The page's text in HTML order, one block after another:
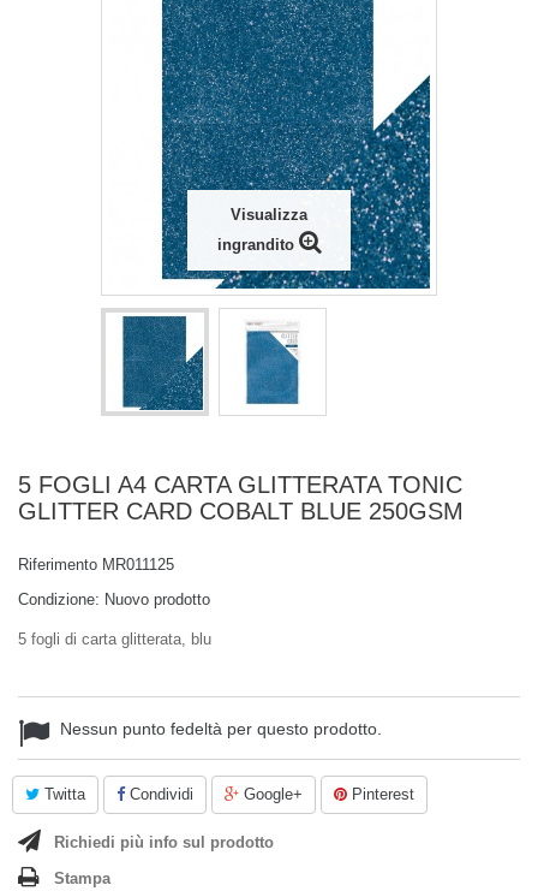
Visualizza
ingrandito
5 FOGLI A4 CARTA GLITTERATA TONIC
GLITTER CARD COBALT BLUE 250GSM
Riferimento MR011125
Condizione: Nuovo prodotto
5 fogli di carta glitterata, blu
Nessun punto fedeltà per questo prodotto.
Twitta Condividi Google+ Pinterest
Richiedi più info sul prodotto
Stampa